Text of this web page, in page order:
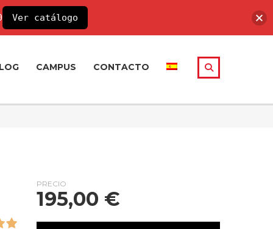
CAMPUS CONTACTO
PRECIO
195,00 €
Ver catálogo